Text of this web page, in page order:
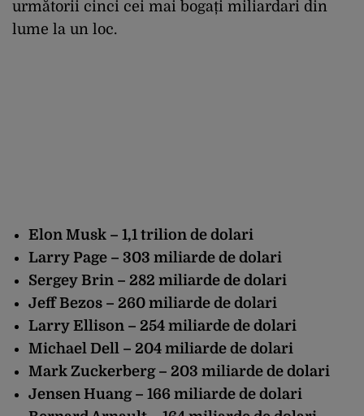
următorii cinci cei mai bogați miliardari din
lume la un loc.
Elon Musk – 1,1 trilion de dolari
Larry Page – 303 miliarde de dolari
Sergey Brin – 282 miliarde de dolari
Jeff Bezos – 260 miliarde de dolari
Larry Ellison – 254 miliarde de dolari
Michael Dell – 204 miliarde de dolari
Mark Zuckerberg – 203 miliarde de dolari
Jensen Huang – 166 miliarde de dolari